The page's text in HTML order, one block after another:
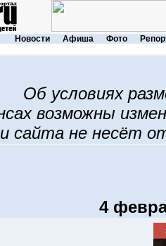
Новости Афиша Фото
Об условиях
возможны
сайта не несёт
4